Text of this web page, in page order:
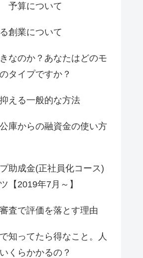
予算について
創業について
なのか？あなたはどのモ
タイプですか？
える一般的な方法
庫からの融資金の使い方
助成金(正社員化コース)
【2019年7月～】
査で評価を落とす理由
知ってたら得なこと。人
くらかかるの？